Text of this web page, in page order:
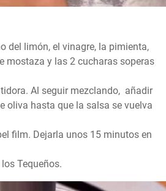
del limón, el vinagre, la pimienta,
mostaza y las 2 cucharas soperas
Al seguir mezclando,  añadir
oliva hasta que la salsa se vuelva
film. Dejarla unos 15 minutos en
Tequeños.